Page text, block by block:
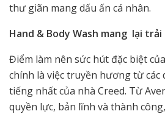
thư giãn mang dấu ấn cá nhân.
Hand & Body Wash mang lại trải
Điểm làm nên sức hút đặc biệt
chính là việc truyền hương từ các
tiếng nhất của nhà Creed. Từ
quyền lực, bản lĩnh và thành